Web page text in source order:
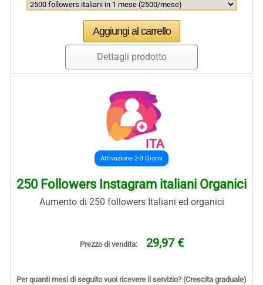
Dettagli prodotto
Attivazione 2-3 Giorni
250 Followers Instagram italiani Organici
Aumento di 250 followers Italiani ed organici
Prezzo di vendita: 29,97 €
Per quanti mesi di seguito vuoi ricevere il servizio? (Crescita graduale)